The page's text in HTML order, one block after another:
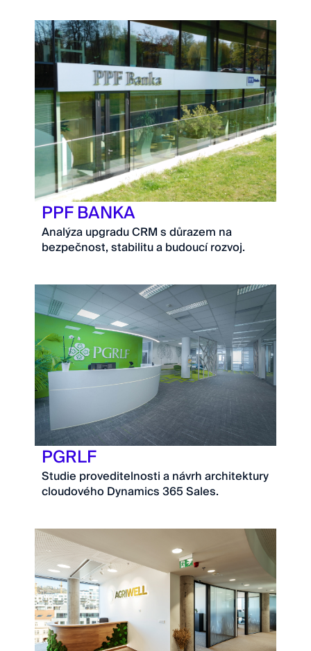
PPF BANKA
Analýza upgradu CRM s důrazem na
bezpečnost, stabilitu a budoucí rozvoj.
PGRLF
Studie proveditelnosti a návrh architektury
cloudového Dynamics 365 Sales.